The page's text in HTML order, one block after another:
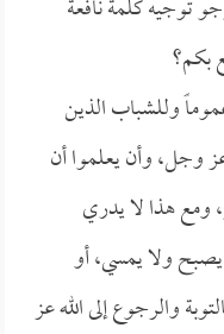
توجيه كلمة نافعة
بكم؟
وللشباب الذين
وجل، وأن يعلموا أن
ومع هذا لا يدري
يصبح ولا يمسي، أو
والرجوع إلى الله عز